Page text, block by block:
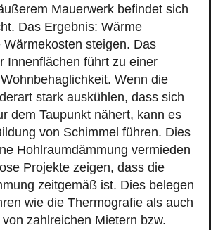
Mauerwerk befindet sich
Das Ergebnis: Wärme
Wärmekosten steigen. Das
Innenflächen führt zu einer
Wenn die
stark auskühlen, dass sich
dem Taupunkt nähert, kann es
von Schimmel führen. Dies
Hohlraumdämmung vermieden
Projekte zeigen, dass die
zeitgemäß ist. Dies belegen
wie die Thermografie als auch
zahlreichen Mietern bzw.